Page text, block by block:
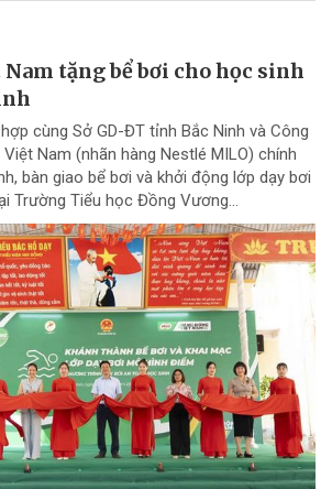
tặng bể bơi cho học sinh
cùng Sở GD-ĐT tỉnh Bắc Ninh và Công
Nam (nhãn hàng Nestlé MILO) chính
bàn giao bể bơi và khởi động lớp dạy bơi
Trường Tiểu học Đồng Vương...